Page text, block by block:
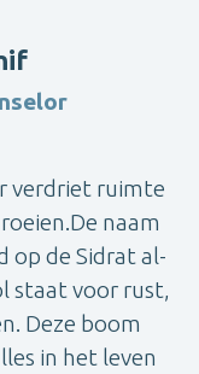
verdriet ruimte
naam
op de Sidrat al-
staat voor rust,
Deze boom
in het leven